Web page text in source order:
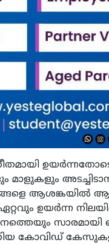
മാളുകളും
ആശങ്കയില്‍
ഉയര്‍ന്ന
സാരമായി
കോവിഡ്